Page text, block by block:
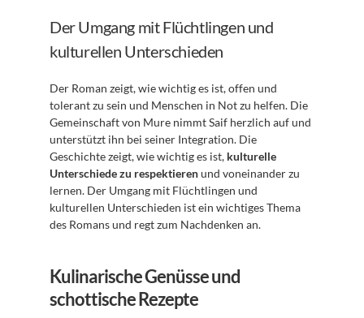
Der Umgang mit Flüchtlingen und
kulturellen Unterschieden
Der Roman zeigt, wie wichtig es ist, offen und
tolerant zu sein und Menschen in Not zu helfen. Die
Gemeinschaft von Mure nimmt Saif herzlich auf und
unterstützt ihn bei seiner Integration. Die
Geschichte zeigt, wie wichtig es ist, kulturelle
Unterschiede zu respektieren und voneinander zu
lernen. Der Umgang mit Flüchtlingen und
kulturellen Unterschieden ist ein wichtiges Thema
des Romans und regt zum Nachdenken an.
Kulinarische Genüsse und
schottische Rezepte